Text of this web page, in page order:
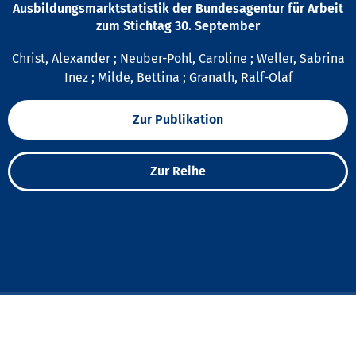
Ausbildungsmarktstatistik der Bundesagentur für Arbeit
zum Stichtag 30. September
Christ, Alexander; Neuber-Pohl, Caroline ; Weller, Sabrina
Inez; Milde, Bettina ; Granath, Ralf-Olaf
Zur Publikation
Zur Reihe